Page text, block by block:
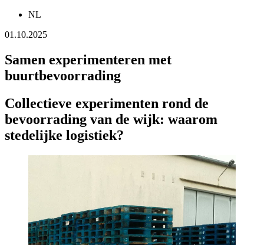
NL
01.10.2025
Samen experimenteren met
buurtbevoorrading
Collectieve experimenten rond de
bevoorrading van de wijk: waarom
stedelijke logistiek?